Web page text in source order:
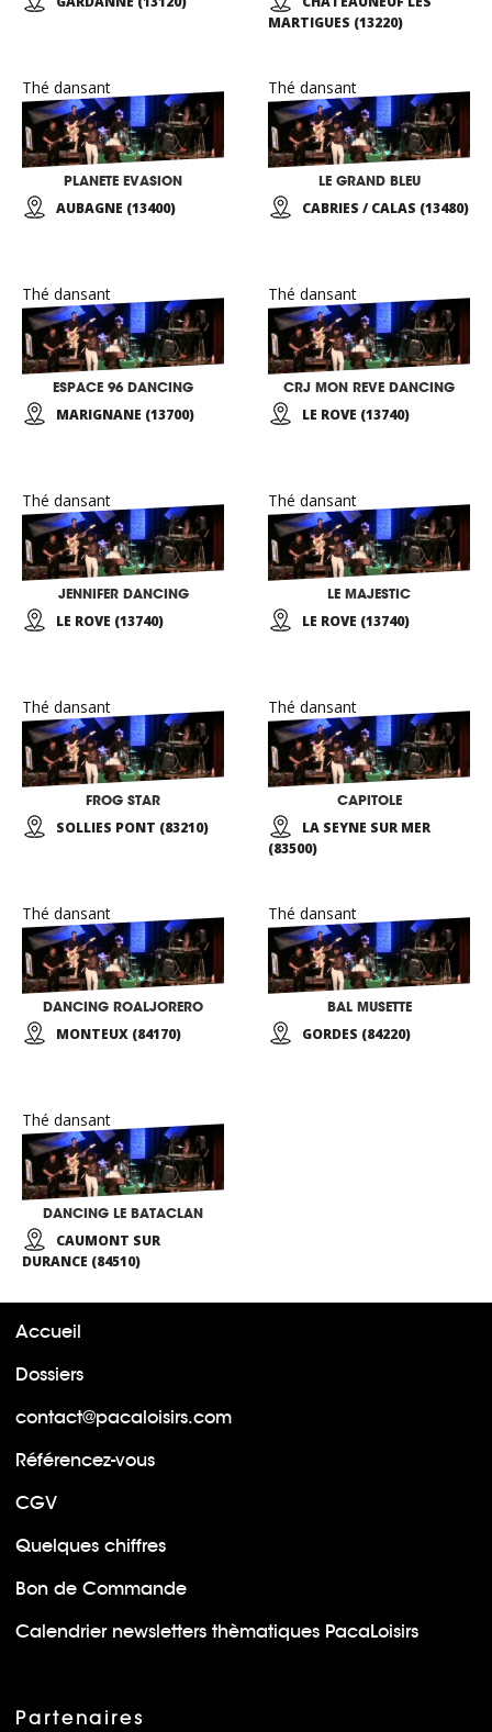
MARTIGUES (13220)
Thé dansant
PLANETE EVASION
AUBAGNE (13400)
Thé dansant
LE GRAND BLEU
CABRIES / CALAS (13480)
Thé dansant
ESPACE 96 DANCING
MARIGNANE (13700)
Thé dansant
CRJ MON REVE DANCING
LE ROVE (13740)
Thé dansant
JENNIFER DANCING
LE ROVE (13740)
Thé dansant
LE MAJESTIC
LE ROVE (13740)
Thé dansant
FROG STAR
SOLLIES PONT (83210)
Thé dansant
CAPITOLE
LA SEYNE SUR MER
(83500)
Thé dansant
DANCING ROALJORERO
MONTEUX (84170)
Thé dansant
BAL MUSETTE
GORDES (84220)
Thé dansant
DANCING LE BATACLAN
CAUMONT SUR
DURANCE (84510)
Accueil
Dossiers
contact@pacaloisirs.com
Référencez-vous
CGV
Quelques chiffres
Bon de Commande
Calendrier newsletters thèmatiques PacaLoisirs
Partenaires